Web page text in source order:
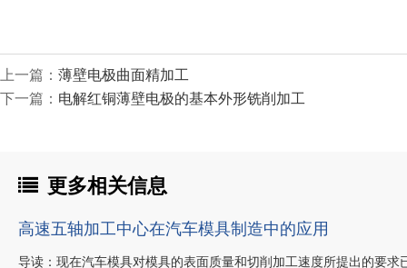
上一篇： 薄壁电极曲面精加工
下一篇： 电解红铜薄壁电极的基本外形铣削加工
更多相关信息
高速五轴加工中心在汽车模具制造中的应用
导读：现在汽车模具对模具的表面质量和切削加工速度所提出的要